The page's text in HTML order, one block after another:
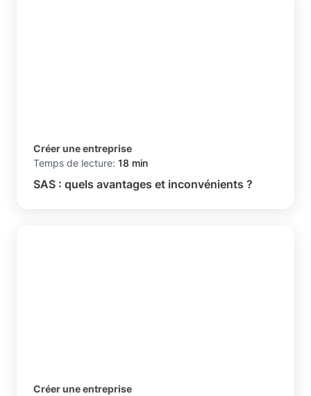
Créer une entreprise
Temps de lecture: 18 min
SAS : quels avantages et inconvénients ?
Créer une entreprise